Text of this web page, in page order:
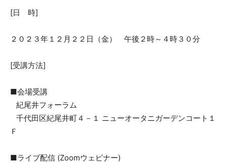
[日 時]
２０２３年１２月２２日（金） 午後２時～４時３０分
[受講方法]
■会場受講
紀尾井フォーラム
千代田区紀尾井町４－１ ニューオータニガーデンコート１
Ｆ
■ライブ配信 (Zoomウェビナー)